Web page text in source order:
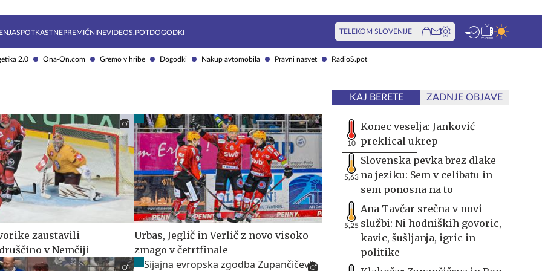
2.0 Ona-On.com Gremo v hribe Dogodki Nakup avtomobila Pravni nasvet RadioS.pot
SPOTKASTNEPREMIČNINEVIDEOS.POTDOGODKI TELEKOM SLOVENIJE
zaustavili
v Nemčiji
Urbas, Jeglič in Verlič z novo visoko
zmago v četrtfinale
KAJ BERETE ZADNJE OBJAVE
10
Konec veselja: Janković
preklical ukrep
5,63
Slovenska pevka brez dlake
na jeziku: Sem v celibatu in
sem ponosna na to
5,25
Ana Tavčar srečna v novi
službi: Ni hodniških govoric,
kavic, šušljanja, igric in
politike